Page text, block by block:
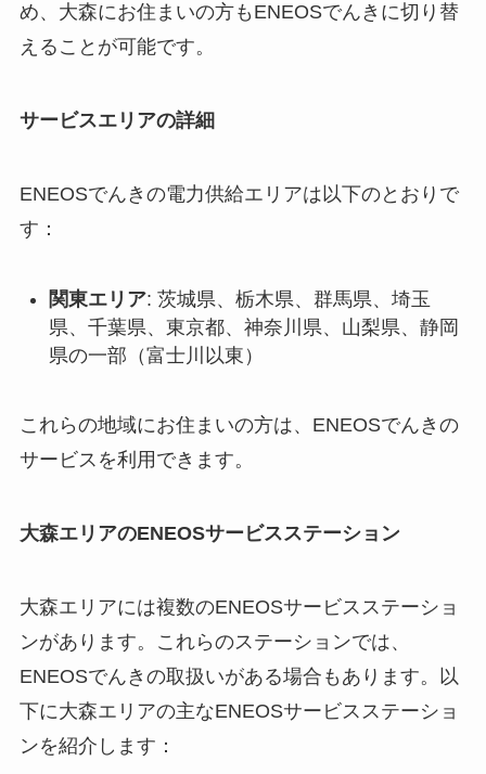
め、大森にお住まいの方もENEOSでんきに切り替
えることが可能です。
サービスエリアの詳細
ENEOSでんきの電力供給エリアは以下のとおりで
す：
関東エリア: 茨城県、栃木県、群馬県、埼玉
県、千葉県、東京都、神奈川県、山梨県、静岡
県の一部（富士川以東）
これらの地域にお住まいの方は、ENEOSでんきの
サービスを利用できます。
大森エリアのENEOSサービスステーション
大森エリアには複数のENEOSサービスステーショ
ンがあります。これらのステーションでは、
ENEOSでんきの取扱いがある場合もあります。以
下に大森エリアの主なENEOSサービスステーショ
ンを紹介します：